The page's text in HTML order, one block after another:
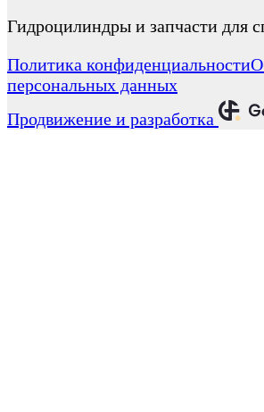
Гидроцилиндры и запчасти для
Политика конфиденциальности
персональных данных
Продвижение и разработка